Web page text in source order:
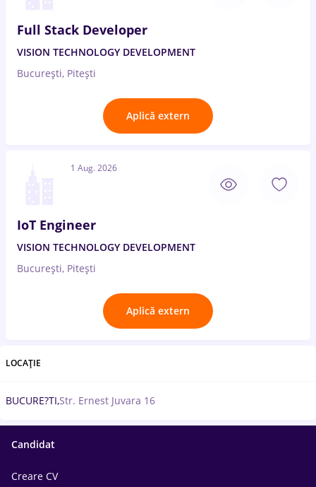
Full Stack Developer
VISION TECHNOLOGY DEVELOPMENT
București, Pitești
Aplică extern
1 Aug. 2026
IoT Engineer
VISION TECHNOLOGY DEVELOPMENT
București, Pitești
Aplică extern
LOCAȚIE
BUCURE?TI,Str. Ernest Juvara 16
Candidat
Creare CV